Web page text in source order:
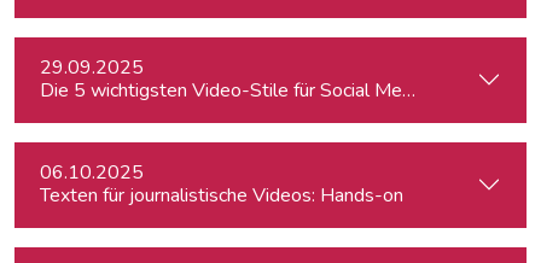
29.09.2025
Die 5 wichtigsten Video-Stile für Social Media - Linz
06.10.2025
Texten für journalistische Videos: Hands-on